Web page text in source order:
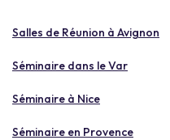
Salles de Réunion à Avignon
Séminaire dans le Var
Séminaire à Nice
Séminaire en Provence